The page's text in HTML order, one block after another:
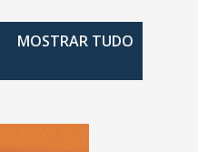
MOSTRAR TUDO